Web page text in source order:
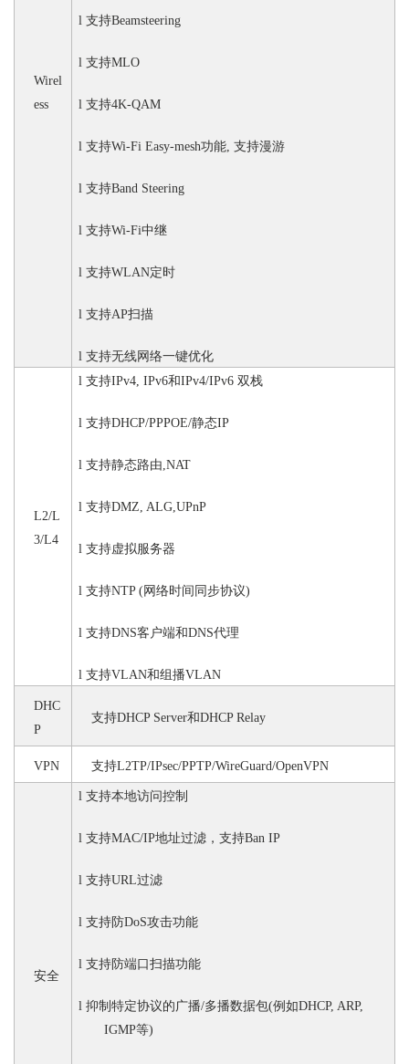
Wirel
ess
l支持Beamsteering
l支持MLO
l支持4K-QAM
l支持Wi-Fi Easy-mesh功能, 支持漫游
l支持Band Steering
l支持Wi-Fi中继
l支持WLAN定时
l支持AP扫描
l支持无线网络一键优化
L2/L
3/L4
l支持IPv4, IPv6和IPv4/IPv6 双栈
l支持DHCP/PPPOE/静态IP
l支持静态路由,NAT
l支持DMZ, ALG,UPnP
l支持虚拟服务器
l支持NTP (网络时间同步协议)
l支持DNS客户端和DNS代理
l支持VLAN和组播VLAN
DHC
P
支持DHCP Server和DHCP Relay
VPN 支持L2TP/IPsec/PPTP/WireGuard/OpenVPN
安全
l支持本地访问控制
l支持MAC/IP地址过滤，支持Ban IP
l支持URL过滤
l支持防DoS攻击功能
l支持防端口扫描功能
l抑制特定协议的广播/多播数据包(例如DHCP, ARP,
IGMP等)